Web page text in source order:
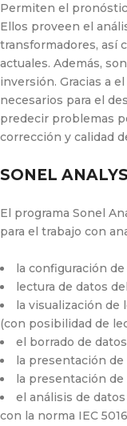
Permiten el
Ellos proveen el
transformadores, así
actuales. Además,
inversión. Gracias a
necesarios para el
predecir problemas
corrección y calidad
SONEL
El programa Sonel
para el trabajo con
la configuración de
lectura de datos
la visualización de
(con posibilidad de
el borrado de
la presentación
la presentación de
el análisis de
con la norma IEC